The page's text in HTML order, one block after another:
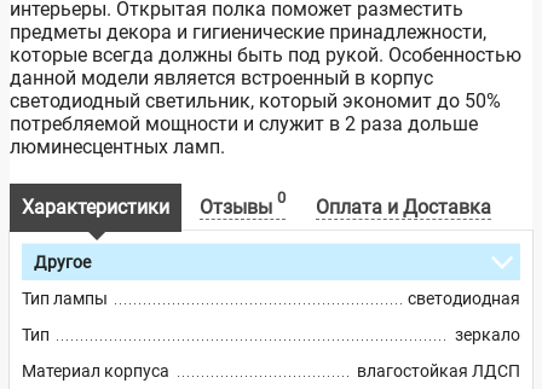
интерьеры. Открытая полка поможет разместить
предметы декора и гигиенические принадлежности,
которые всегда должны быть под рукой. Особенностью
данной модели является встроенный в корпус
светодиодный светильник, который экономит до 50%
потребляемой мощности и служит в 2 раза дольше
люминесцентных ламп.
Характеристики Отзывы 0 Оплата и Доставка
Другое
Тип лампы
светодиодная
Тип
зеркало
Материал корпуса
влагостойкая ЛДСП